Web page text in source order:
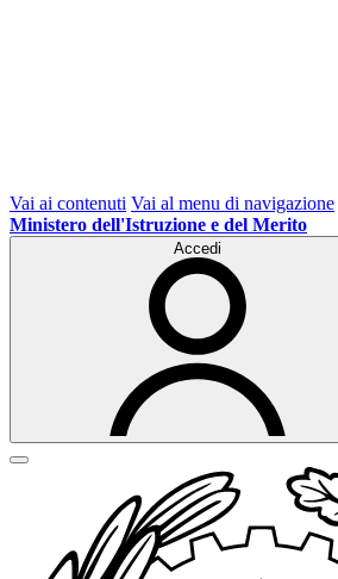
Vai ai contenuti Vai al menu di navigazione
Ministero dell'Istruzione e del Merito
Accedi